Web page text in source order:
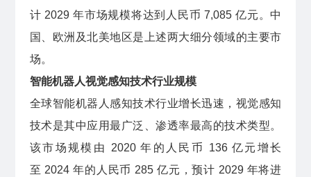
计 2029 年市场规模将达到人民币 7,085 亿元。中
国、欧洲及北美地区是上述两大细分领域的主要市
场。
智能机器人视觉感知技术行业规模
全球智能机器人感知技术行业增长迅速，视觉感知
技术是其中应用最广泛、渗透率最高的技术类型。
该市场规模由 2020 年的人民币 136 亿元增长
至 2024 年的人民币 285 亿元，预计 2029 年将进